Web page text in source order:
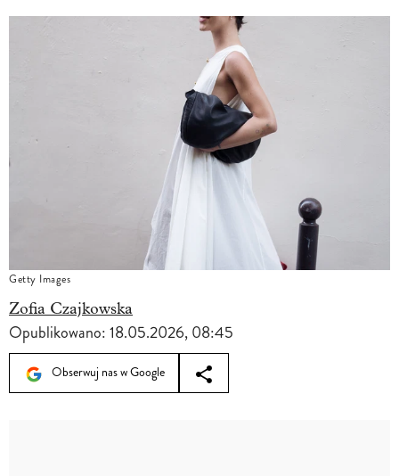
Getty Images
Zofia Czajkowska
Opublikowano:18.05.2026, 08:45
Obserwuj nas w Google